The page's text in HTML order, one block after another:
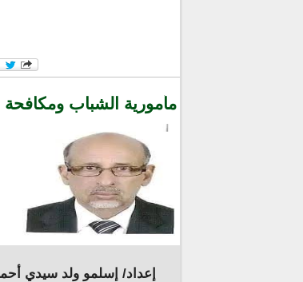
مأمورية الشباب ومكافحة
إعداد/ إسلمو ولد سيدي